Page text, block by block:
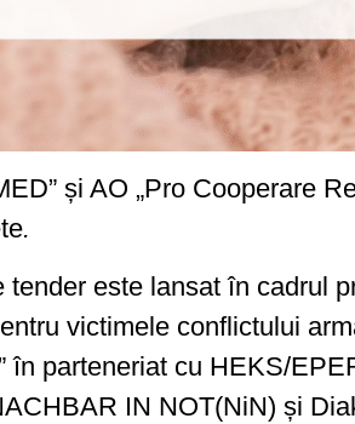
și AO „Pro Cooperare
.
tender este lansat în cadrul
victimele conflictului
în parteneriat cu HEKS/
IN NOT(NiN) și